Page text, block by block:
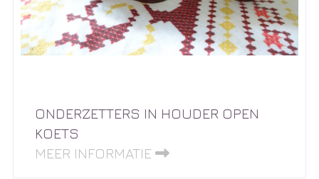
ONDERZETTERS IN HOUDER OPEN
KOETS
MEER INFORMATIE